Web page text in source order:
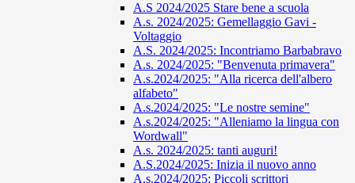
A.S 2024/2025 Stare bene a scuola
A.s. 2024/2025: Gemellaggio Gavi -
Voltaggio
A.S. 2024/2025: Incontriamo Barbabravo
A.s. 2024/2025: "Benvenuta primavera"
A.s.2024/2025: "Alla ricerca dell'albero
alfabeto"
A.s.2024/2025: "Le nostre semine"
A.s.2024/2025: "Alleniamo la lingua con
Wordwall"
A.s. 2024/2025: tanti auguri!
A.S.2024/2025: Inizia il nuovo anno
A.s.2024/2025: Piccoli scrittori